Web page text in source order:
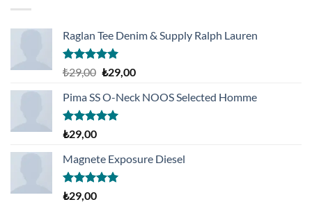
Raglan Tee Denim & Supply Ralph Lauren
5 üzerinden
oy
aldı
₺29,00 Orijinal
₺29,00.
₺29,00Şu
fiyat:
Pima SS O-Neck NOOS Selected Homme
5 üzerinden
5.00oy
aldı
₺29,00
Magnete Exposure Diesel
5 üzerinden
5.00oy
₺29,00